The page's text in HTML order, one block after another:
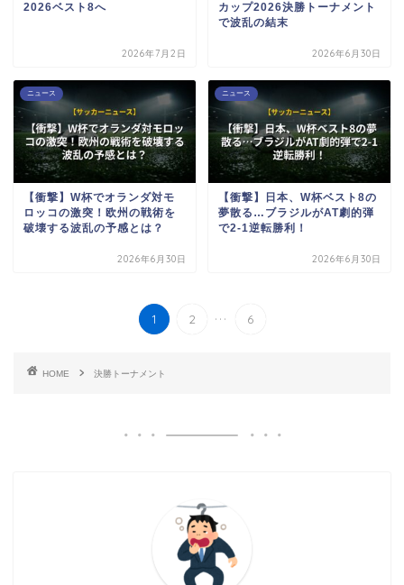
2026ベスト8へ
2026年7月2日
カップ2026決勝トーナメント
で波乱の結末
2026年6月30日
ニュース
【衝撃】W杯でオランダ対モ
ロッコの激突！欧州の戦術を
破壊する波乱の予感とは？
2026年6月30日
ニュース
【衝撃】日本、W杯ベスト8の
夢散る…ブラジルがAT劇的弾
で2-1逆転勝利！
2026年6月30日
1 2 ... 6
HOME 決勝トーナメント